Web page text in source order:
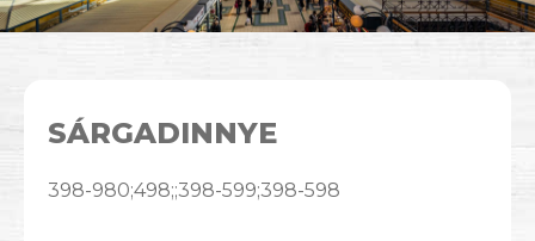
SÁRGADINNYE
398-980;498;;398-599;398-598